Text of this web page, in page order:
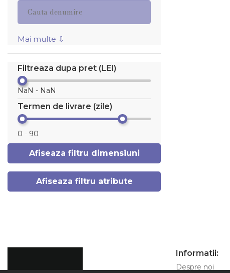
Mai multe ⇩
Filtreaza dupa pret (LEI)
Termen de livrare (zile)
Afiseaza filtru dimensiuni
Afiseaza filtru atribute
Informatii:
Despre noi